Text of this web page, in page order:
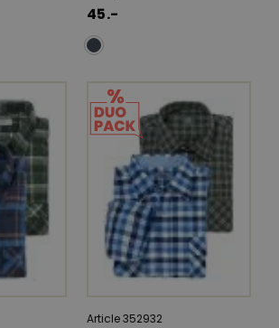
45.-
Article 352932